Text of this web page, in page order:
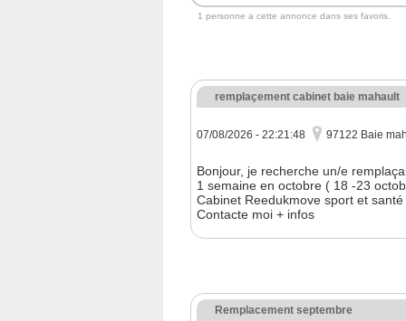
1 personne a cette annonce dans ses favoris.
remplaçement cabinet baie mahault
07/08/2026 - 22:21:48 97122 Baie
Bonjour, je recherche un/e
1 semaine en octobre ( 18 -23
Cabinet Reedukmove sport et
Contacte moi + infos
Remplacement septembre